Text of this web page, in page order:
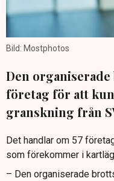
Bild: Mostphotos
Den
företag för att
granskning från
Det handlar om 57
som förekommer i
– Den organiserade